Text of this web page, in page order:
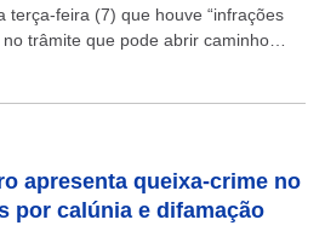
terça-feira (7) que houve “infrações
trâmite que pode abrir caminho
apresenta queixa-crime no
por calúnia e difamação